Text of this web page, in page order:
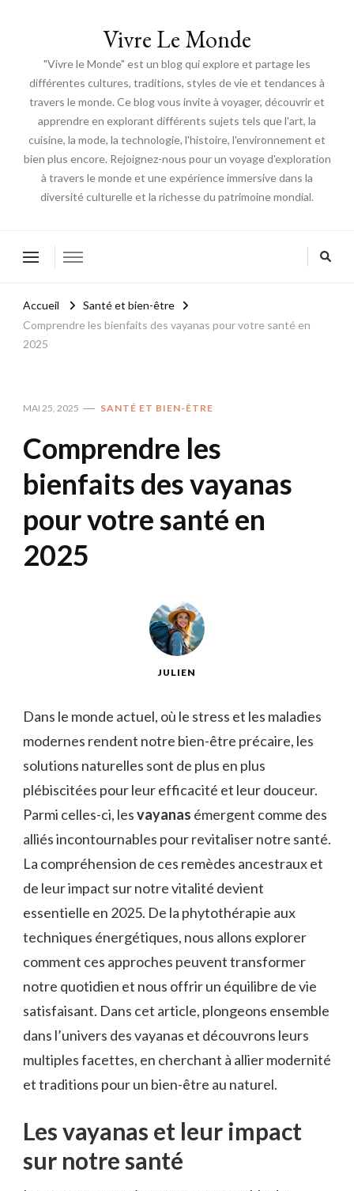
Vivre Le Monde
"Vivre le Monde" est un blog qui explore et partage les
différentes cultures, traditions, styles de vie et tendances à
travers le monde. Ce blog vous invite à voyager, découvrir et
apprendre en explorant différents sujets tels que l'art, la
cuisine, la mode, la technologie, l'histoire, l'environnement et
bien plus encore. Rejoignez-nous pour un voyage d'exploration
à travers le monde et une expérience immersive dans la
diversité culturelle et la richesse du patrimoine mondial.
Accueil
Santé et bien-être
Comprendre les bienfaits des vayanas pour votre santé en
2025
MAI 25, 2025 SANTÉ ET BIEN-ÊTRE
Comprendre les
bienfaits des vayanas
pour votre santé en
2025
JULIEN
Dans le monde actuel, où le stress et les maladies
modernes rendent notre bien-être précaire, les
solutions naturelles sont de plus en plus
plébiscitées pour leur efficacité et leur douceur.
Parmi celles-ci, lesvayanas émergent comme des
alliés incontournables pour revitaliser notre santé.
La compréhension de ces remèdes ancestraux et
de leur impact sur notre vitalité devient
essentielle en 2025. De la phytothérapie aux
techniques énergétiques, nous allons explorer
comment ces approches peuvent transformer
notre quotidien et nous offrir un équilibre de vie
satisfaisant. Dans cet article, plongeons ensemble
dans l’univers des vayanas et découvrons leurs
multiples facettes, en cherchant à allier modernité
et traditions pour un bien-être au naturel.
Les vayanas et leur impact
sur notre santé